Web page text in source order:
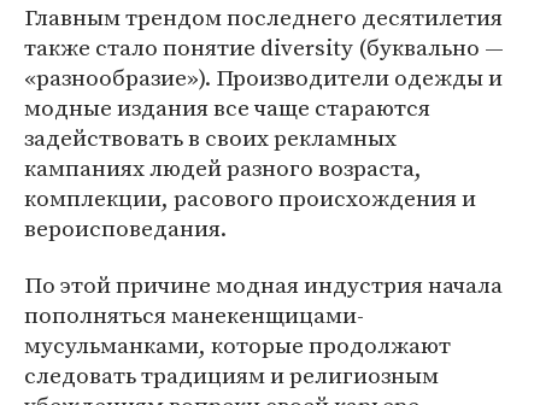
Главным трендом последнего десятилетия
также стало понятие diversity (буквально —
«разнообразие»). Производители одежды и
модные издания все чаще стараются
задействовать в своих рекламных
кампаниях людей разного возраста,
комплекции, расового происхождения и
вероисповедания.
По этой причине модная индустрия начала
пополняться манекенщицами-
мусульманками, которые продолжают
следовать традициям и религиозным